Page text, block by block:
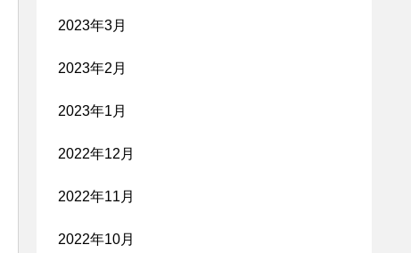
2023年3月
2023年2月
2023年1月
2022年12月
2022年11月
2022年10月